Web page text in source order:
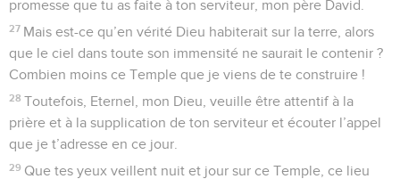
promesse que tu as faite à ton serviteur, mon père David.
27 Mais est-ce qu’en vérité Dieu habiterait sur la terre, alors
que le ciel dans toute son immensité ne saurait le contenir ?
Combien moins ce Temple que je viens de te construire !
28 Toutefois, Eternel, mon Dieu, veuille être attentif à la
prière et à la supplication de ton serviteur et écouter l’appel
que je t’adresse en ce jour.
29 Que tes yeux veillent nuit et jour sur ce Temple, ce lieu